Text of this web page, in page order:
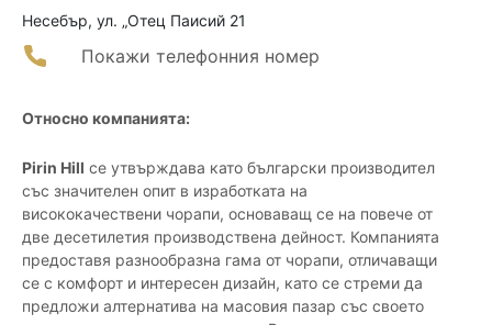
Несебър, ул. „Отец Паисий 21
Покажи телефонния номер
Относно компанията:
Pirin Hill се утвърждава като български производител
със значителен опит в изработката на
висококачествени чорапи, основаващ се на повече от
две десетилетия производствена дейност. Компанията
предоставя разнообразна гама от чорапи, отличаващи
се с комфорт и интересен дизайн, като се стреми да
предложи алтернатива на масовия пазар със своето